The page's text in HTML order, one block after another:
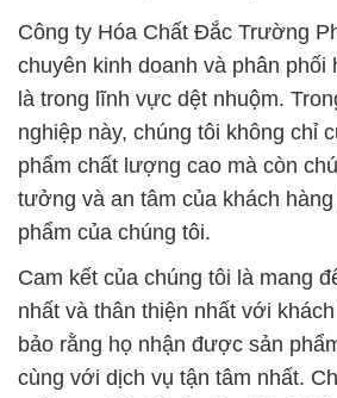
Công ty Hóa Chất Đắc Trường
chuyên kinh doanh và phân phối
là trong lĩnh vực dệt nhuộm.
nghiệp này, chúng tôi không chỉ
phẩm chất lượng cao mà còn
tưởng và an tâm của khách
phẩm của chúng tôi.
Cam kết của chúng tôi là mang
nhất và thân thiện nhất với
bảo rằng họ nhận được sản
cùng với dịch vụ tận tâm nhất.